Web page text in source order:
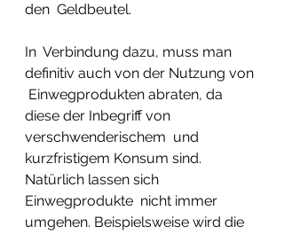
den  Geldbeutel.
In  Verbindung dazu, muss man
definitiv auch von der Nutzung von
Einwegprodukten abraten, da
diese der Inbegriff von
verschwenderischem  und
kurzfristigem Konsum sind.
Natürlich lassen sich
Einwegprodukte  nicht immer
umgehen. Beispielsweise wird die